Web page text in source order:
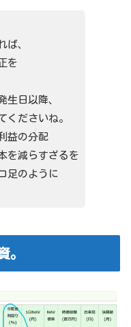
ば、
を
生日以降、
くださいね。
益の分配
を減らすざるを
足のように
。